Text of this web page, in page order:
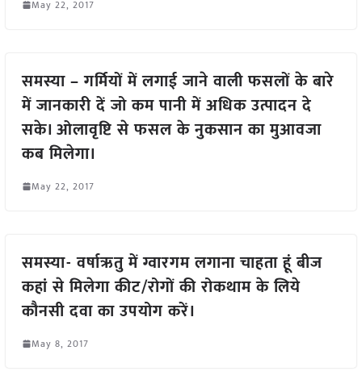
May 22, 2017
समस्या – गर्मियों में लगाई जाने वाली फसलों के बारे
में जानकारी दें जो कम पानी में अधिक उत्पादन दे
सके। ओलावृष्टि से फसल के नुकसान का मुआवजा
कब मिलेगा।
May 22, 2017
समस्या- वर्षाऋतु में ग्वारगम लगाना चाहता हूं बीज
कहां से मिलेगा कीट/रोगों की रोकथाम के लिये
कौनसी दवा का उपयोग करें।
May 8, 2017